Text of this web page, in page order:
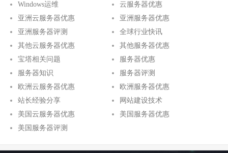
Windows运维
云服务器优惠
亚洲云服务器优惠
亚洲服务器优惠
亚洲服务器评测
全球行业快讯
其他云服务器优惠
其他服务器优惠
宝塔相关问题
服务器优惠
服务器知识
服务器评测
欧洲云服务器优惠
欧洲服务器优惠
站长经验分享
网站建设技术
美国云服务器优惠
美国服务器优惠
美国服务器评测